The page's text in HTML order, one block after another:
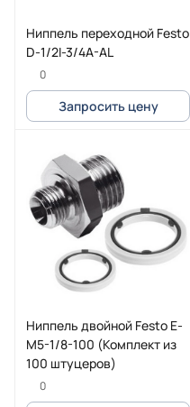
Ниппель переходной Festo
D-1/2I-3/4A-AL
0
Запросить цену
Ниппель двойной Festo E-
M5-1/8-100 (Комплект из
100 штуцеров)
0